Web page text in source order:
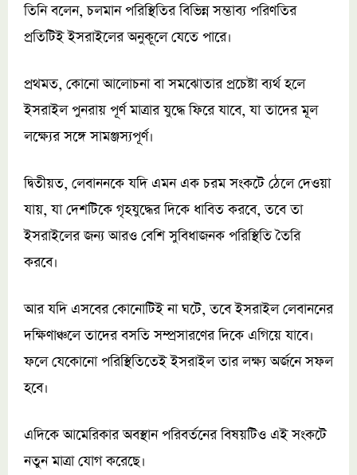
তিনি বলেন, চলমান পরিস্থিতির বিভিন্ন সম্ভাব্য পরিণতির
প্রতিটিই ইসরাইলের অনুকূলে যেতে পারে।
প্রথমত, কোনো আলোচনা বা সমঝোতার প্রচেষ্টা ব্যর্থ হলে
ইসরাইল পুনরায় পূর্ণ মাত্রার যুদ্ধে ফিরে যাবে, যা তাদের মূল
লক্ষ্যের সঙ্গে সামঞ্জস্যপূর্ণ।
দ্বিতীয়ত, লেবাননকে যদি এমন এক চরম সংকটে ঠেলে দেওয়া
যায়, যা দেশটিকে গৃহযুদ্ধের দিকে ধাবিত করবে, তবে তা
ইসরাইলের জন্য আরও বেশি সুবিধাজনক পরিস্থিতি তৈরি
করবে।
আর যদি এসবের কোনোটিই না ঘটে, তবে ইসরাইল লেবাননের
দক্ষিণাঞ্চলে তাদের বসতি সম্প্রসারণের দিকে এগিয়ে যাবে।
ফলে যেকোনো পরিস্থিতিতেই ইসরাইল তার লক্ষ্য অর্জনে সফল
হবে।
এদিকে আমেরিকার অবস্থান পরিবর্তনের বিষয়টিও এই সংকটে
নতুন মাত্রা যোগ করেছে।